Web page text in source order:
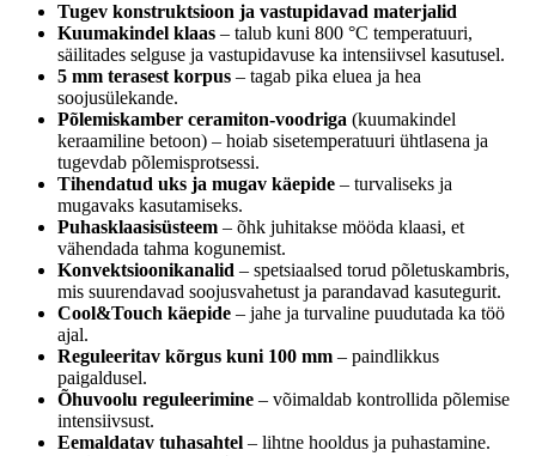
Tugev konstruktsioon ja vastupidavad materjalid
Kuumakindel klaas – talub kuni 800 °C temperatuuri,
säilitades selguse ja vastupidavuse ka intensiivsel kasutusel.
5 mm terasest korpus – tagab pika eluea ja hea
soojusülekande.
Põlemiskamber ceramiton-voodriga (kuumakindel
keraamiline betoon) – hoiab sisetemperatuuri ühtlasena ja
tugevdab põlemisprotsessi.
Tihendatud uks ja mugav käepide – turvaliseks ja
mugavaks kasutamiseks.
Puhasklaasisüsteem – õhk juhitakse mööda klaasi, et
vähendada tahma kogunemist.
Konvektsioonikanalid – spetsiaalsed torud põletuskambris,
mis suurendavad soojusvahetust ja parandavad kasutegurit.
Cool&Touch käepide – jahe ja turvaline puudutada ka töö
ajal.
Reguleeritav kõrgus kuni 100 mm – paindlikkus
paigaldusel.
Õhuvoolu reguleerimine – võimaldab kontrollida põlemise
intensiivsust.
Eemaldatav tuhasahtel – lihtne hooldus ja puhastamine.